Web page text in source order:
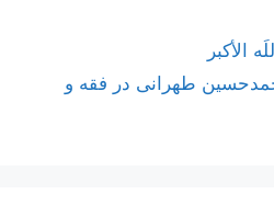
الأکبر
طهرانی در فقه و